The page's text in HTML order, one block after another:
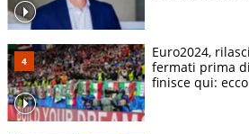
Euro2024,
fermati prima
finisce qui: